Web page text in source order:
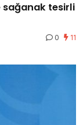
sağanak tesirli
0 11